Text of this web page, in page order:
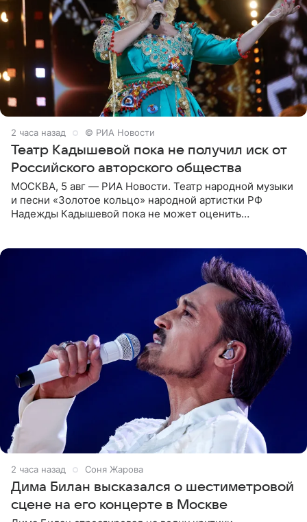
2 часа назад © РИА Новости
Театр Кадышевой пока не получил иск от
Российского авторского общества
МОСКВА, 5 авг — РИА Новости. Театр народной музыки
и песни «Золотое кольцо» народной артистки РФ
Надежды Кадышевой пока не может оценить
2 часа назад Соня Жарова
Дима Билан высказался о шестиметровой
сцене на его концерте в Москве